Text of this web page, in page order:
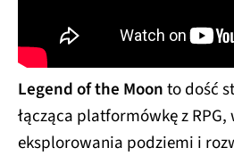
Legend of the Moonto dość
łącząca platformówkę z
eksplorowania podziemi i